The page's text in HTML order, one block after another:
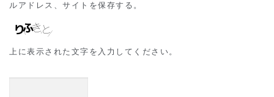
ルアドレス、サイトを保存する。
上に表示された文字を入力してください。